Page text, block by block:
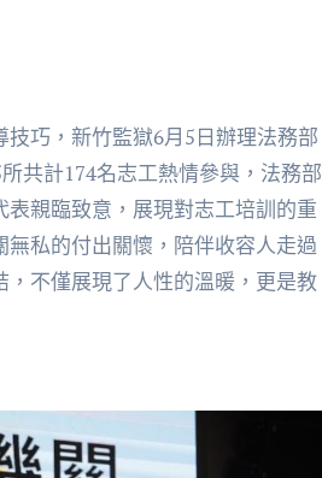
巧，新竹監獄6月5日辦理法務部
共計174名志工熱情參與，法務部
親臨致意，展現對志工培訓的重
私的付出關懷，陪伴收容人走過
不僅展現了人性的溫暖，更是教